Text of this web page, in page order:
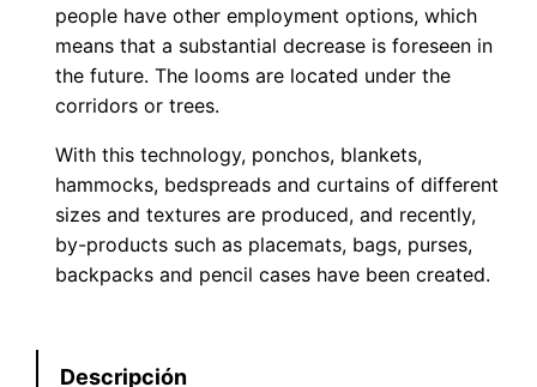
people have other employment options, which
means that a substantial decrease is foreseen in
the future. The looms are located under the
corridors or trees.
With this technology, ponchos, blankets,
hammocks, bedspreads and curtains of different
sizes and textures are produced, and recently,
by-products such as placemats, bags, purses,
backpacks and pencil cases have been created.
Descripción